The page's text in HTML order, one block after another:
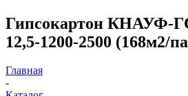
Гипсокартон КНАУФ-
12,5-1200-2500 (168м2/
Главная
-